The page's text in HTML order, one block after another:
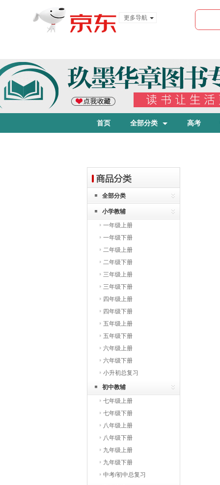
更多导航
首页 全部分类 高考
全部分类
小学教辅
一年级上册
一年级下册
二年级上册
二年级下册
三年级上册
三年级下册
四年级上册
四年级下册
五年级上册
五年级下册
六年级上册
六年级下册
小升初总复习
初中教辅
七年级上册
七年级下册
八年级上册
八年级下册
九年级上册
九年级下册
中考/初中总复习